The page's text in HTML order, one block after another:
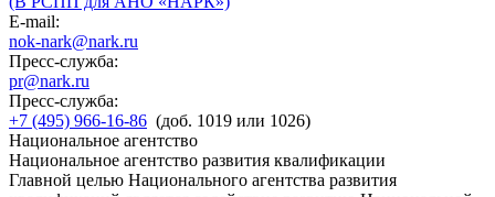
E-mail:
nok-nark@nark.ru
Пресс-служба:
pr@nark.ru
Пресс-служба:
+7 (495) 966-16-86 (доб. 1019 или 1026)
Национальное агентство
Национальное агентство развития квалификации
Главной целью Национального агентства развития